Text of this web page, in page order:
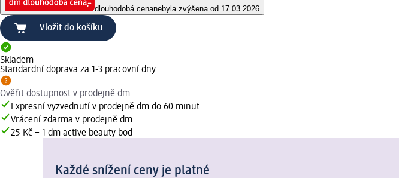
dlouhodobá cenanebyla zvýšena od 17.03.2026
Vložit do košíku
Skladem
Standardní doprava za 1-3 pracovní dny
Ověřit dostupnost v prodejně dm
Expresní vyzvednutí v prodejně dm do 60 minut
Vrácení zdarma v prodejně dm
25 Kč = 1 dm active beauty bod
Každé snížení ceny je platné